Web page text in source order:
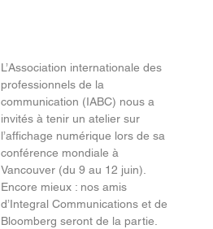
L’Association internationale des
professionnels de la
communication (IABC) nous a
invités à tenir un atelier sur
l’affichage numérique lors de sa
conférence mondiale à
Vancouver (du 9 au 12 juin).
Encore mieux : nos amis
d’Integral Communications et de
Bloomberg seront de la partie.